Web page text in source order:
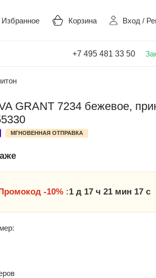
Избранное Корзина Вход /
+7 495 481 33 50
GRANT 7234 бежевое,
МГНОВЕННАЯ ОТПРАВКА
-10% :1 д 17 ч 21 мин 16 с